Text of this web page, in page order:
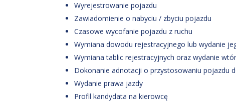
Wyrejestrowanie pojazdu
Zawiadomienie o nabyciu / zbyciu pojazdu
Czasowe wycofanie pojazdu z ruchu
Wymiana dowodu rejestracyjnego lub wydanie
Wymiana tablic rejestracyjnych oraz wydanie
Dokonanie adnotacji o przystosowaniu pojazdu
Wydanie prawa jazdy
Profil kandydata na kierowcę